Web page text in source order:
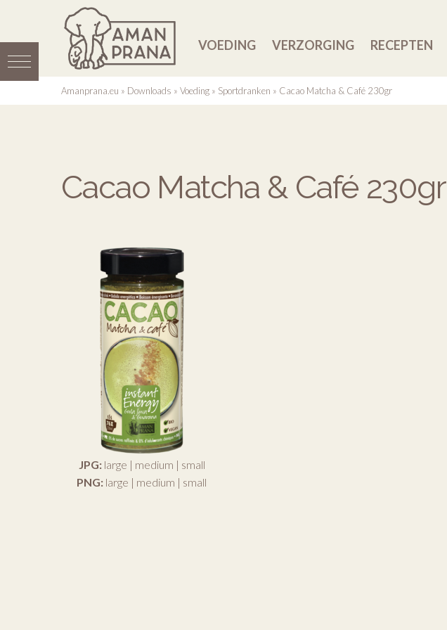
VOEDING VERZORGING RECEPTEN
Amanprana.eu » Downloads » Voeding » Sportdranken » Cacao Matcha & Café 230gr
Cacao Matcha & Café 230gr
JPG: large | medium | small
PNG: large | medium | small